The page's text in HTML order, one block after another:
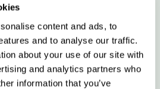
content and ads, to
and to analyse our traffic.
about your use of our site with
and analytics partners who
information that you’ve